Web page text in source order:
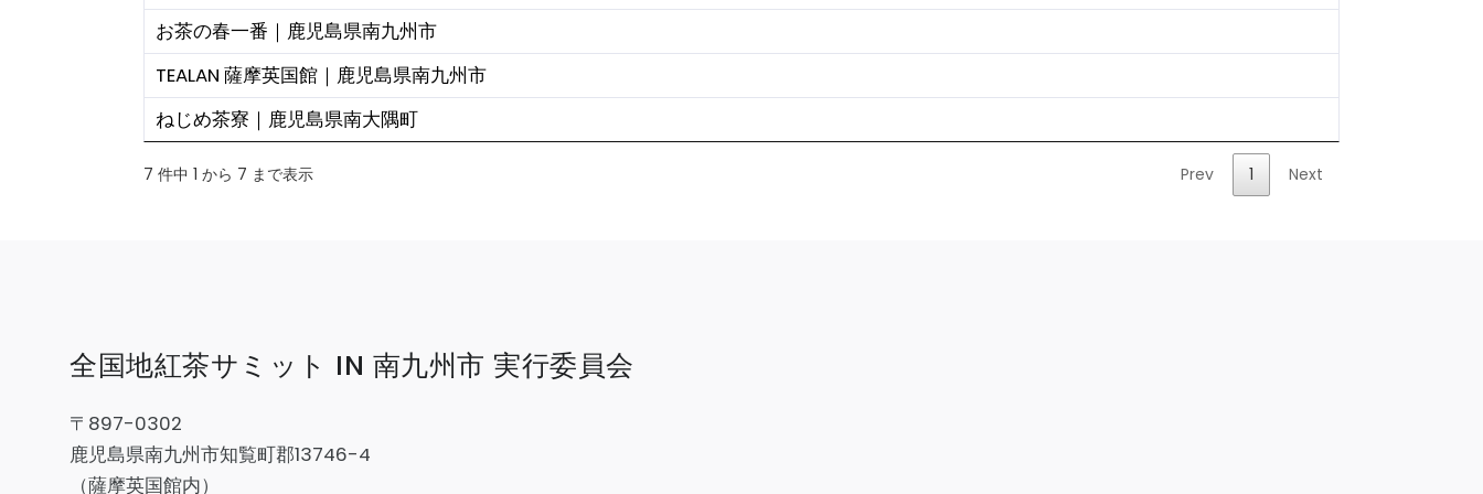
お茶の春一番｜鹿児島県南九州市
TEALAN 薩摩英国館｜鹿児島県南九州市
ねじめ茶寮｜鹿児島県南大隅町
7 件中 1 から 7 まで表示 Prev 1 Next
全国地紅茶サミット IN 南九州市 実行委員会
〒897-0302
鹿児島県南九州市知覧町郡13746-4
（薩摩英国館内）